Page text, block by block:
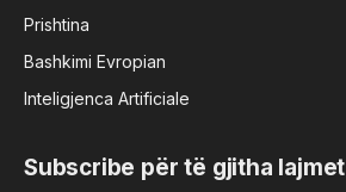
Prishtina
Bashkimi Evropian
Inteligjenca Artificiale
Subscribe për të gjitha lajmet